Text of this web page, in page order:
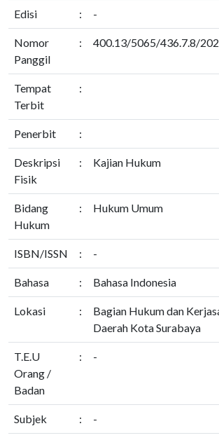
Edisi : -
Nomor
Panggil
: 400.13/5065/436.7.8/
Tempat
Terbit
:
Penerbit :
Deskripsi
Fisik
: Kajian Hukum
Bidang
Hukum
: Hukum Umum
ISBN/ISSN : -
Bahasa : Bahasa Indonesia
Lokasi :
Bagian Hukum dan
Daerah Kota Surabaya
T.E.U
Orang /
Badan
: -
Subjek : -